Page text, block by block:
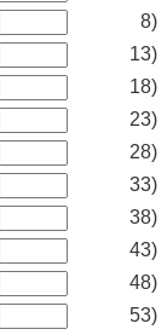
8)
13)
18)
23)
28)
33)
38)
43)
48)
53)